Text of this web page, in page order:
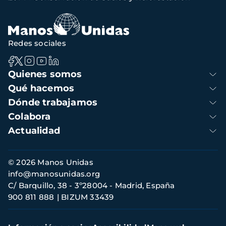
navegación
Navegación
principal
Quienes somos
Qué hacemos
Dónde trabajamos
Colabora
Actualidad
Redes sociales
Información
de
contacto
© 2026 Manos Unidas
C/ Barquillo, 38 - 3º28004 - Madrid, España
900 811 888
BIZUM 33439
info@manosunidas.org